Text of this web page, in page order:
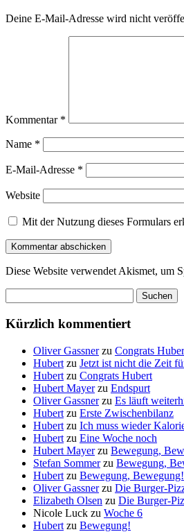
Deine E-Mail-Adresse wird nicht
Kommentar *
Name *
E-Mail-Adresse *
Website
Mit der Nutzung dieses Formulars
Diese Website verwendet Akismet, um
nach:
Kürzlich kommentiert
Oliver Gassnerzu Congrats
Hubert zu Jetzt ist nicht die Zeit
Hubert zu Congrats Hubert
Hubert Mayerzu Endspurt
Oliver Gassnerzu Es läuft
Hubert zu Erste Zwischenbilanz
Hubert zu Ich muss wieder
Hubert zu Eine Woche noch
Hubert Mayerzu Bewegung,
Stefan Sommerzu Bewegung,
Hubert zu Bewegung, Bewegung!
Oliver Gassnerzu Die Burger-
Elizabeth Olsen zu Die Burger-
Nicole Luck zu Woche 6
Hubert zu Bewegung!